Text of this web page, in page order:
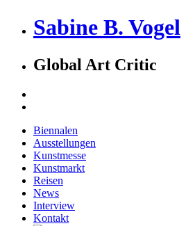
Sabine B. Vogel
Global Art Critic
Biennalen
Ausstellungen
Kunstmesse
Kunstmarkt
Reisen
News
Interview
Kontakt